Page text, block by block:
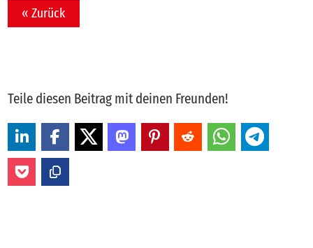
« Zurück
Teile diesen Beitrag mit deinen Freunden!